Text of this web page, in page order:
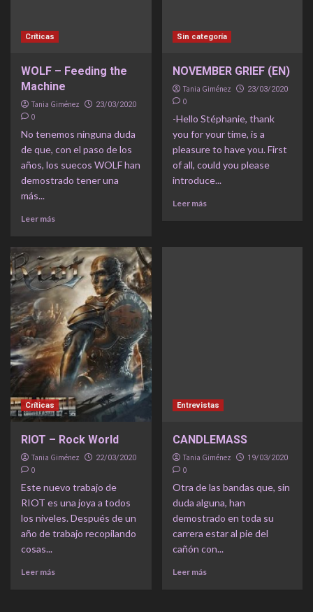
Críticas
WOLF – Feeding the
Machine
Tania Giménez 23/03/2020
0
No tenemos ninguna duda
de que, con el paso de los
años, los suecos WOLF han
demostrado tener una
más...
Leer más
Sin categoría
NOVEMBER GRIEF (EN)
Tania Giménez 23/03/2020
0
-Hello Stéphanie, thank
you for your time, is a
pleasure to have you. First
of all, could you please
introduce...
Leer más
Críticas
RIOT – Rock World
Tania Giménez 22/03/2020
0
Este nuevo trabajo de
RIOT es una joya a todos
los niveles. Después de un
año de trabajo recopilando
cosas...
Leer más
Entrevistas
CANDLEMASS
Tania Giménez 19/03/2020
0
Otra de las bandas que, sin
duda alguna, han
demostrado en toda su
carrera estar al pie del
cañón con...
Leer más